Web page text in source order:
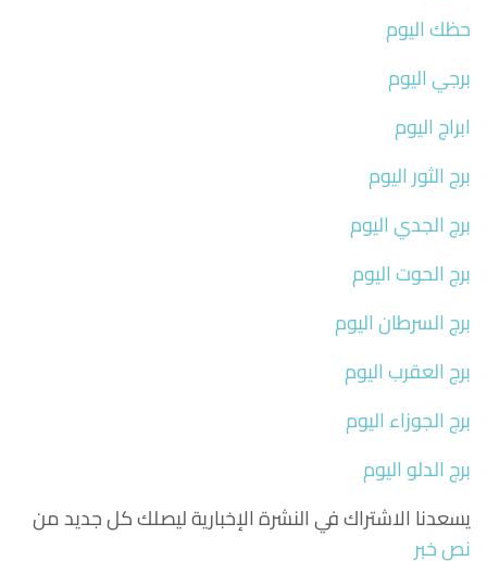
حظك اليوم
برجي اليوم
ابراج اليوم
برج الثور اليوم
برج الجدي اليوم
برج الحوت اليوم
برج السرطان اليوم
برج العقرب اليوم
برج الجوزاء اليوم
برج الدلو اليوم
يسعدنا الاشتراك في النشرة الإخبارية ليصلك كل جديد من
نص خبر